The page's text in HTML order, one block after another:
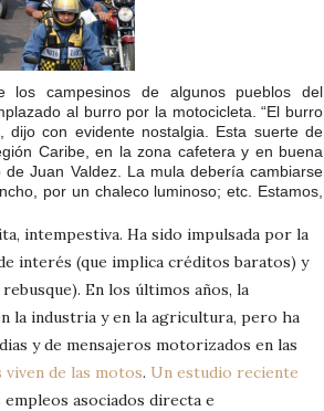
los campesinos de algunos pueblos del
al burro por la motocicleta. “El burro
dijo con evidente nostalgia. Esta suerte de
Caribe, en la zona cafetera y en buena
Juan Valdez. La mula debería cambiarse
por un chaleco luminoso; etc. Estamos,
intempestiva. Ha sido impulsada por la
interés (que implica créditos baratos) y
En los últimos años, la
la industria y en la agricultura, pero ha
y de mensajeros motorizados en las
de las motos. Un estudio reciente
asociados directa e